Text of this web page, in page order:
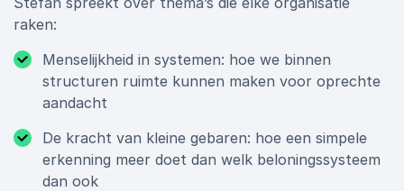
raken:
Menselijkheid in systemen: hoe we binnen
structuren ruimte kunnen maken voor oprechte
aandacht
De kracht van kleine gebaren: hoe een simpele
erkenning meer doet dan welk beloningssysteem
dan ook